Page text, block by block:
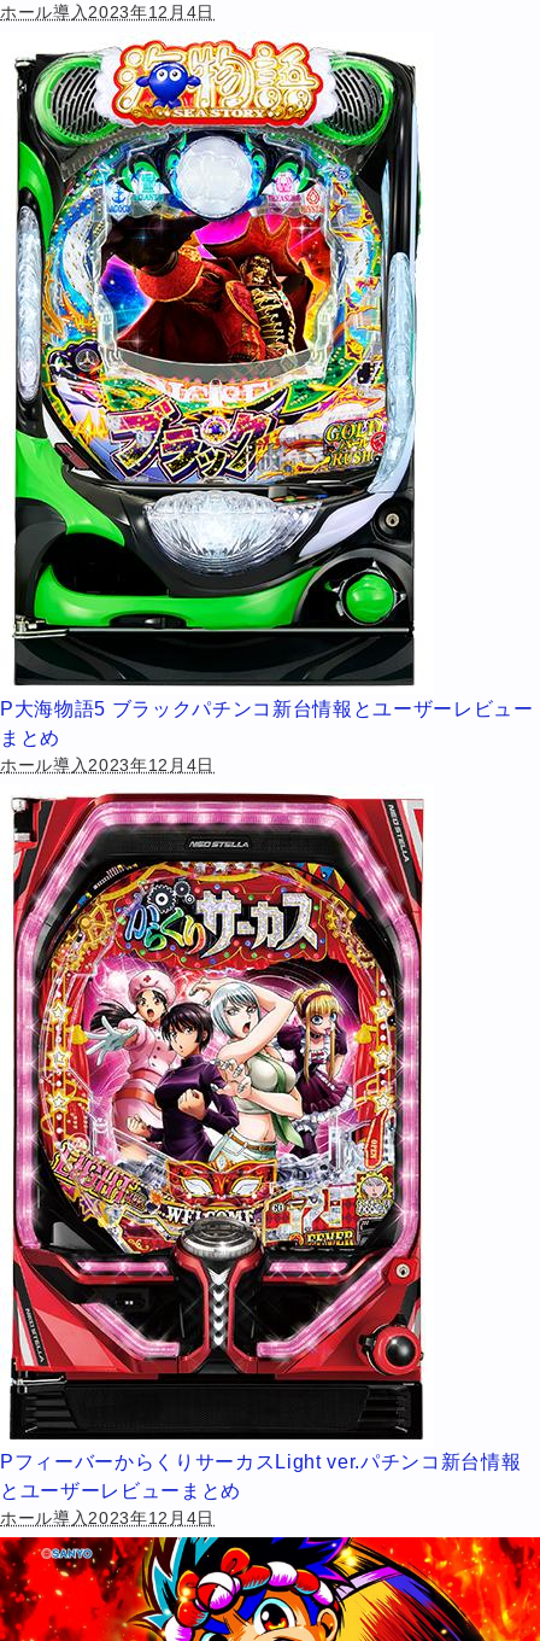
ホール導入2023年12月4日
P大海物語5 ブラックパチンコ新台情報とユーザーレビュー
まとめ
ホール導入2023年12月4日
PフィーバーからくりサーカスLight ver.パチンコ新台情報
とユーザーレビューまとめ
ホール導入2023年12月4日